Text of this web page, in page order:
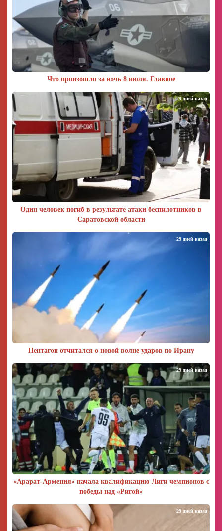
Что произошло за ночь 8 июля. Главное
Один человек погиб в результате атаки беспилотников в
Саратовской области
29 дней назад
Пентагон отчитался о новой волне ударов по Ирану
29 дней назад
«Арарат‑Армения» начала квалификацию Лиги чемпионов с
победы над «Ригой»
29 дней назад
29 дней назад